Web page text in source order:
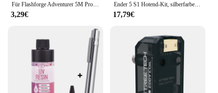
Für Flashforge Adventurer 5M Pro 3010/4010/4020/5015/12032/5020 Lüfter 24V Schnelle Wärmeableitung für 5M Pro Hotend Board
3,29€
Ender 5 S1 Hotend-Kit, silberfarbenes Metall, Titanlegierung + Kupferhals, hohe Temperaturbeständigkeit/Schnelldruck, Druckerteil
17,79€